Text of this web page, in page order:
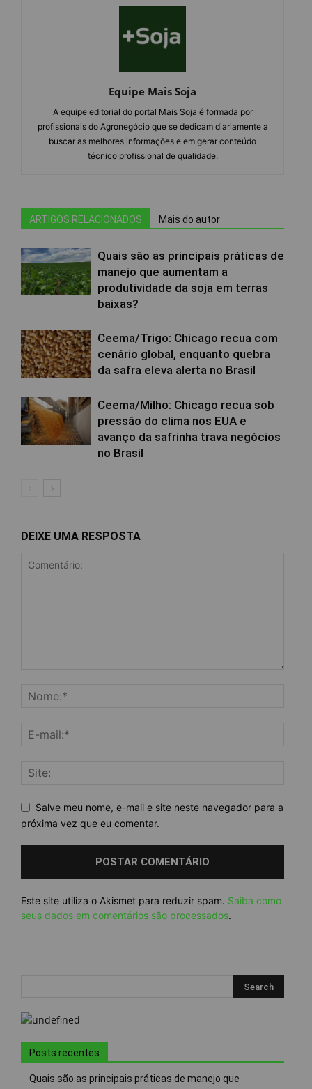
Equipe Mais Soja
A equipe editorial do portal Mais Soja é formada por
profissionais do Agronegócio que se dedicam diariamente a
buscar as melhores informações e em gerar conteúdo
técnico profissional de qualidade.
ARTIGOS RELACIONADOS Mais do autor
Quais são as principais práticas de
manejo que aumentam a
produtividade da soja em terras
baixas?
Ceema/Trigo: Chicago recua com
cenário global, enquanto quebra
da safra eleva alerta no Brasil
Ceema/Milho: Chicago recua sob
pressão do clima nos EUA e
avanço da safrinha trava negócios
no Brasil
DEIXE UMA RESPOSTA
Salve meu nome, e-mail e site neste navegador para a
próxima vez que eu comentar.
Este site utiliza o Akismet para reduzir spam. Saiba como
seus dados em comentários são processados.
Posts recentes
Quais são as principais práticas de manejo que